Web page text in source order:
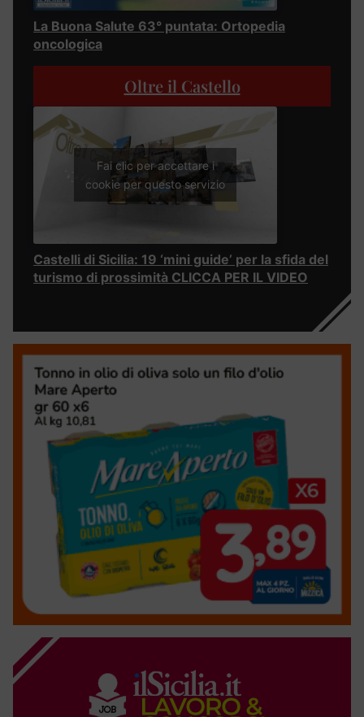
La Buona Salute 63° puntata: Ortopedia
oncologica
Oltre il Castello
Fai clic per accettare i
cookie per questo servizio
Castelli di Sicilia: 19 ‘mini guide’ per la sfida del
turismo di prossimità CLICCA PER IL VIDEO